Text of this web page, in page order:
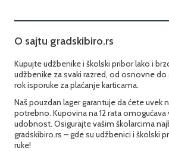
O sajtu gradskibiro.rs
Kupujte udžbenike i školski pribor lako i
udžbenike za svaki razred, od osnovne do
rok isporuke za plaćanje karticama.
Naš pouzdan lager garantuje da ćete uvek
potrebno. Kupovina na 12 rata
udobnost. Osigurajte vašim školarcima
gradskibiro.rs – gde su udžbenici i školski
ruke!